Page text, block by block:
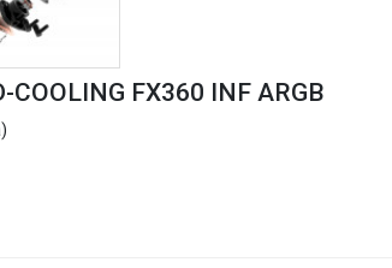
COOLING FX360 INF ARGB